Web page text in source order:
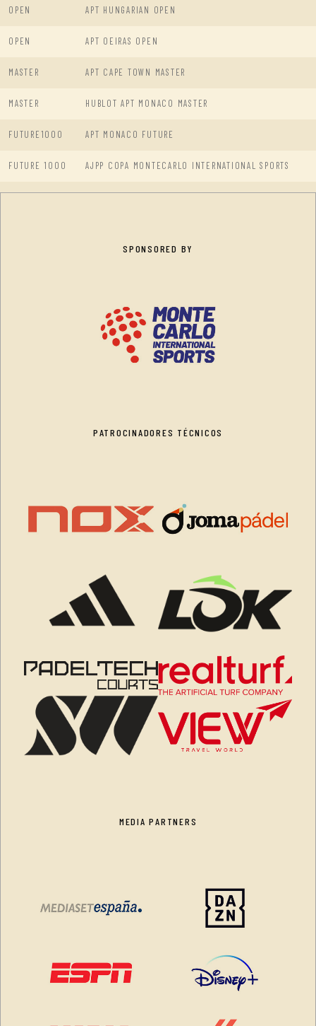
OPEN APT HUNGARIAN OPEN
OPEN APT OEIRAS OPEN
MASTER APT CAPE TOWN MASTER
MASTER HUBLOT APT MONACO MASTER
FUTURE1000 APT MONACO FUTURE
FUTURE 1000 AJPP COPA MONTECARLO INTERNATIONAL SPORTS
SPONSORED BY
PATROCINADORES TÉCNICOS
MEDIA PARTNERS